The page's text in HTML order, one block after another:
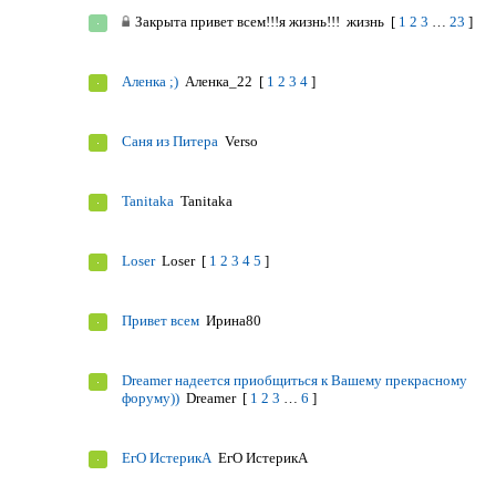
Закрытапривет всем!!!я жизнь!!! жизнь [ 1 2 3 … 23 ]
Аленка ;) Аленка_22 [ 1 2 3 4 ]
Саня из Питера Verso
Tanitaka Tanitaka
Loser Loser [ 1 2 3 4 5 ]
Привет всем Ирина80
Dreamer надеется приобщиться к Вашему прекрасному
форуму)) Dreаmer [ 1 2 3 … 6 ]
ЕгО ИстерикА ЕгО ИстерикА